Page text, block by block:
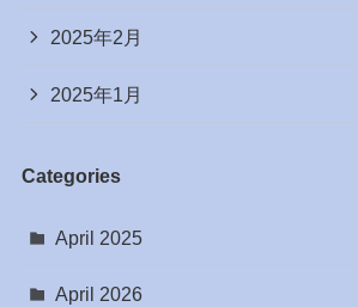
2025年2月
2025年1月
Categories
April 2025
April 2026